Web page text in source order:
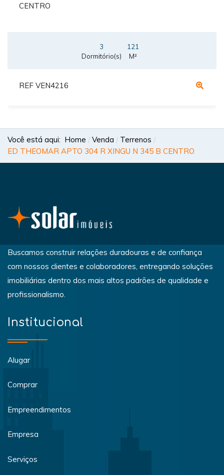
CENTRO
3
Dormitório(s)
121
M²
REF VEN4216
Você está aqui: Home Venda
Terrenos
ED THEOMAR APTO 304 R XINGU N 345 B CENTRO
Buscamos construir relações duradouras e de confiança
com nossos clientes e colaboradores, entregando soluções
imobiliárias dentro dos mais altos padrões de qualidade e
profissionalismo.
Institucional
Alugar
Comprar
Empreendimentos
Empresa
Serviços